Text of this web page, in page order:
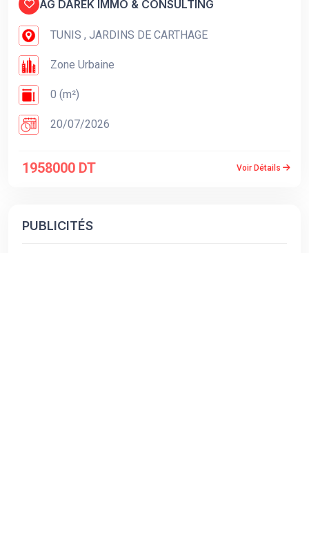
AG DAREK IMMO & CONSULTING
TUNIS , JARDINS DE CARTHAGE
Zone Urbaine
0 (m²)
20/07/2026
1958000 DT Voir Détails
PUBLICITÉS